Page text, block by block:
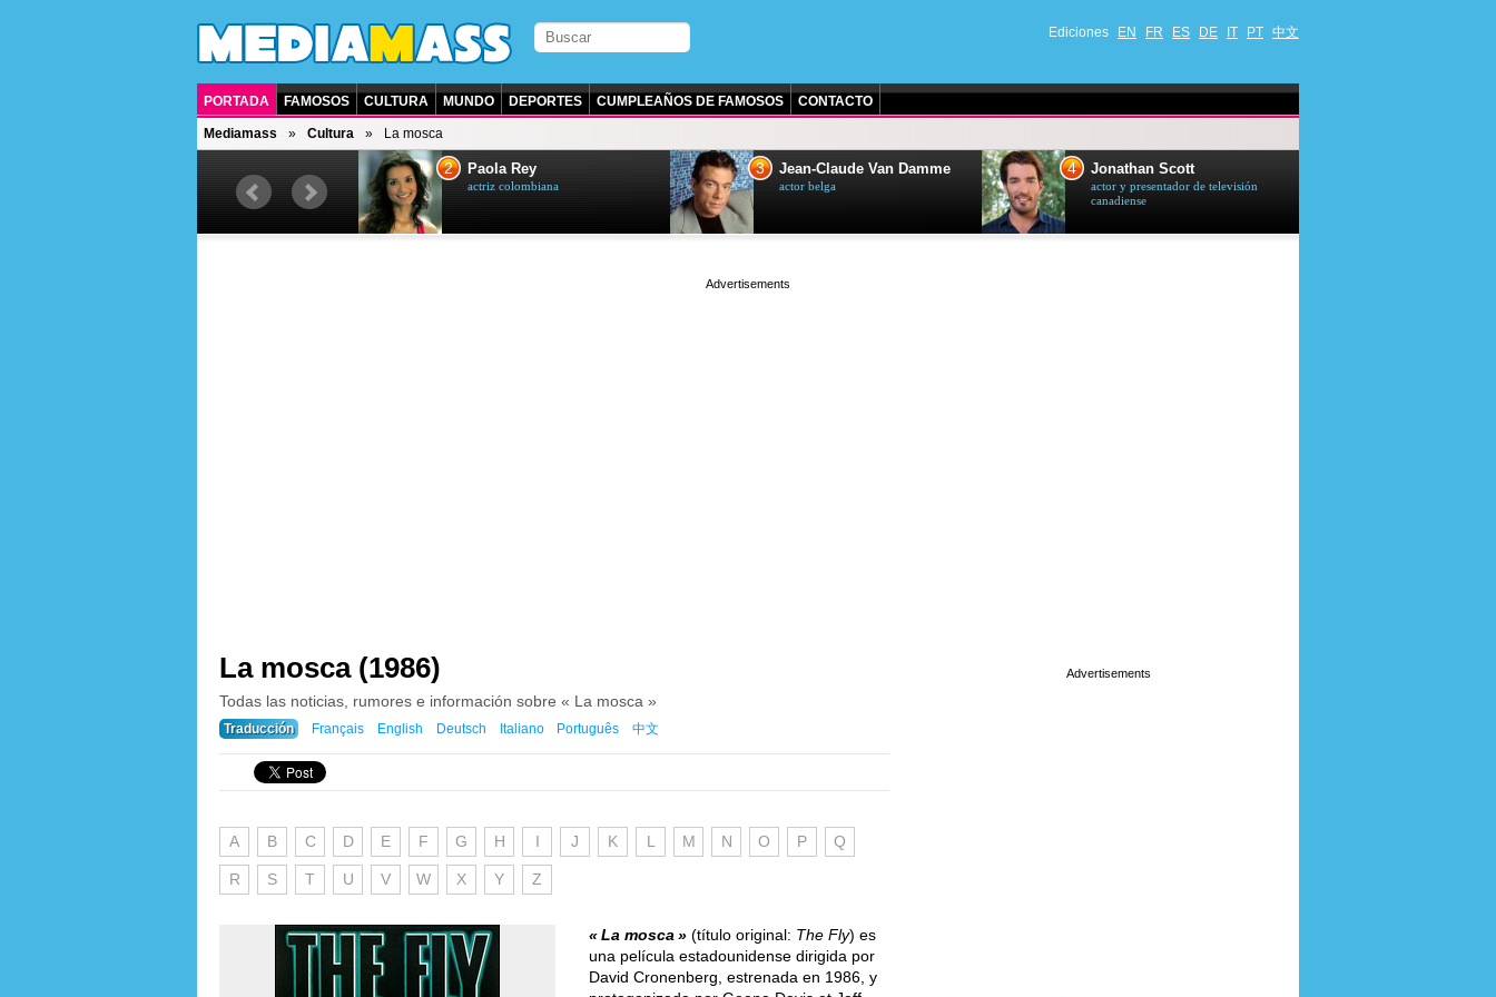
Ediciones EN FR ES DE IT PT 中文
PORTADA FAMOSOS CULTURA MUNDO DEPORTES CUMPLEAÑOS DE FAMOSOS CONTACTO
Mediamass Cultura La mosca
actor y presentador de televisión
2 Paola Rey
actriz colombiana
3 Jean-Claude Van Damme
actor belga
4 Jonathan Scott
actor y presentador de televisión
canadiense
La mosca (1986)
Todas las noticias, rumores e información sobre « La mosca »
Traducción Français English Deutsch Italiano Português 中文
A B C D E F G H I J K L M N O P Q
R S T U V W X Y Z
La mosca (título original: The Fly) es
una película estadounidense dirigida por
David Cronenberg, estrenada en 1986, y